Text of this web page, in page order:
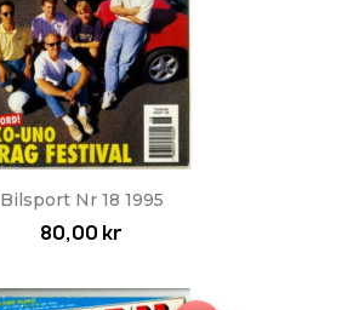
Bilsport Nr 18 1995
80,00 kr